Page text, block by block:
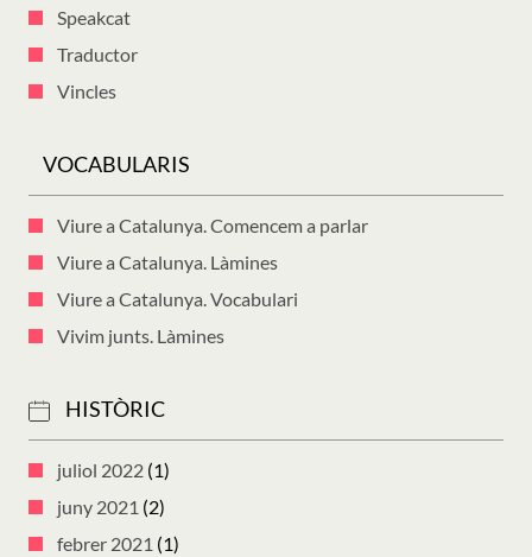
Speakcat
Traductor
Vincles
VOCABULARIS
Viure a Catalunya. Comencem a parlar
Viure a Catalunya. Làmines
Viure a Catalunya. Vocabulari
Vivim junts. Làmines
HISTÒRIC
juliol 2022 (1)
juny 2021 (2)
febrer 2021 (1)